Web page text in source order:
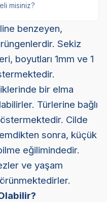
misiniz?
benzeyen,
Sekiz
boyutları 1mm ve 1
bir elma
Türlerine bağlı
Cilde
emdikten sonra, küçük
eğilimindedir.
ve yaşam